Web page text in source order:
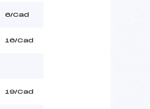
6/Cad
16/Cad
19/Cad